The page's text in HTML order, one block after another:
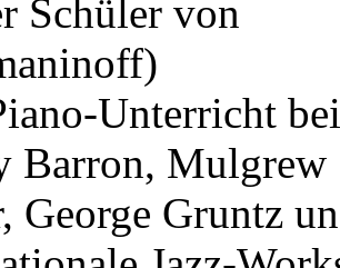
Schüler von
Unterricht bei
Barron, Mulgrew
George Gruntz